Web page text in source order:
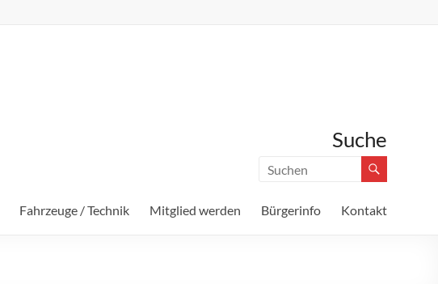
Suche
Fahrzeuge / Technik Mitglied werden Bürgerinfo Kontakt